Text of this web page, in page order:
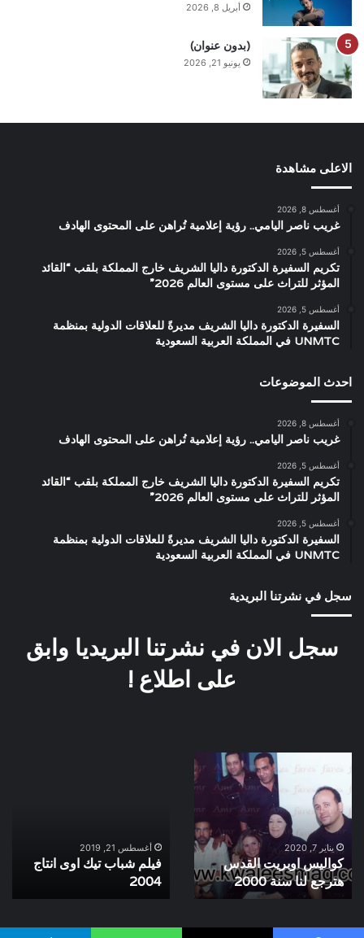
أبريل 8, 2026
(بدون عنوان)
يونيو 21, 2026
الاعلى مشاهدة
أغسطس 8, 2026
غريب ناصر اليامي.. رؤية إعلامية تُراهن على المحتوى الهادف
أغسطس 5, 2026
تكريم السفيرة الدكتورة داليا الشريف خارج المملكة بلقب “القائد
المؤثر للتراث على مستوى العالم 2026”
أغسطس 5, 2026
السفيرة الدكتورة داليا الشريف مديرةً للعلاقات الدولية بمنظمة
UNMTC في المملكة العربية السعودية
احدث الموضوعات
أغسطس 8, 2026
غريب ناصر اليامي.. رؤية إعلامية تُراهن على المحتوى الهادف
أغسطس 5, 2026
تكريم السفيرة الدكتورة داليا الشريف خارج المملكة بلقب “القائد
المؤثر للتراث على مستوى العالم 2026”
أغسطس 5, 2026
السفيرة الدكتورة داليا الشريف مديرةً للعلاقات الدولية بمنظمة
UNMTC في المملكة العربية السعودية
سجل في نشرتنا البريدية
سجل الان في نشرتنا البريديا وابق
على اطلاع !
القدس
هترجع
لنا
سنة
2000
يناير 7, 2020
كواليس اوبريت القدس
هترجع لنا سنة 2000
2004أغسطس 21, 2019
فيلم شباب تيك اوى انتاج
2004